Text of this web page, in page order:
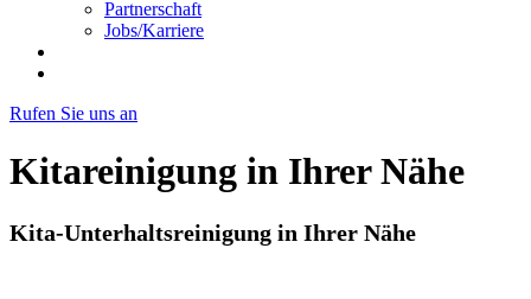
Partnerschaft
Jobs/Karriere
Rufen Sie uns an
Kitareinigung in Ihrer Nähe
Kita-Unterhaltsreinigung in Ihrer Nähe